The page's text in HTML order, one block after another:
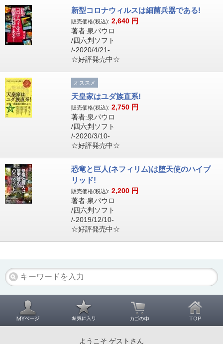
新型コロナウィルスは細菌兵器である!
販売価格(税込): 2,640 円
著者:泉パウロ
/四六判ソフト
/-2020/4/21-
☆好評発売中☆
オススメ
天皇家はユダ族直系!
販売価格(税込): 2,750 円
著者:泉パウロ
/四六判ソフト
/-2020/3/10-
☆好評発売中☆
恐竜と巨人(ネフィリム)は堕天使のハイブ
リッド!
販売価格(税込): 2,200 円
著者:泉パウロ
/四六判ソフト
/-2019/12/10-
☆好評発売中☆
ようこそ ゲストさん